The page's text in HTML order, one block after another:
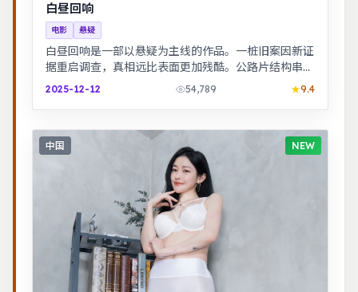
白昼回响
电影 悬疑
白昼回响是一部以悬疑为主线的作品。一桩旧案因新证
据重启调查，真相远比表面更加残酷。公路片结构串联
多段际遇，配乐与风景共同构成情绪主线。
2025-12-12 54,789 9.4
中国 NEW